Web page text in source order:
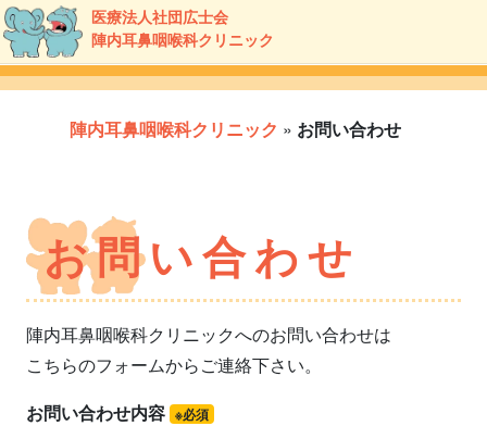
医療法人社団広士会
陣内耳鼻咽喉科クリニック
陣内耳鼻咽喉科クリニック » お問い合わせ
お問い合わせ
陣内耳鼻咽喉科クリニックへのお問い合わせは
こちらのフォームからご連絡下さい。
お問い合わせ内容 ※必須